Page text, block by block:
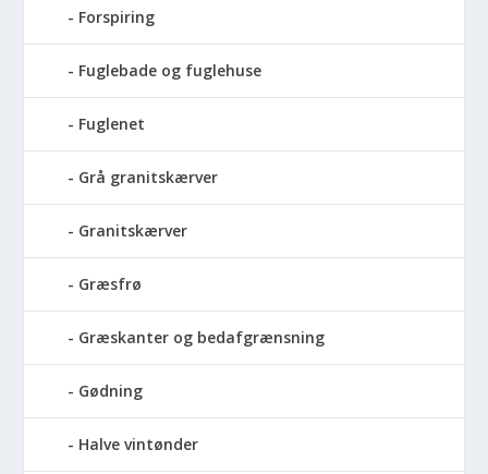
Forspiring
Fuglebade og fuglehuse
Fuglenet
Grå granitskærver
Granitskærver
Græsfrø
Græskanter og bedafgrænsning
Gødning
Halve vintønder